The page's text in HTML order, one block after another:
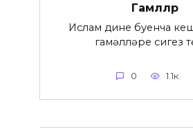
Гамәлләр
Ислам дине буенча
гамәлләре сигез
0 1.1к.